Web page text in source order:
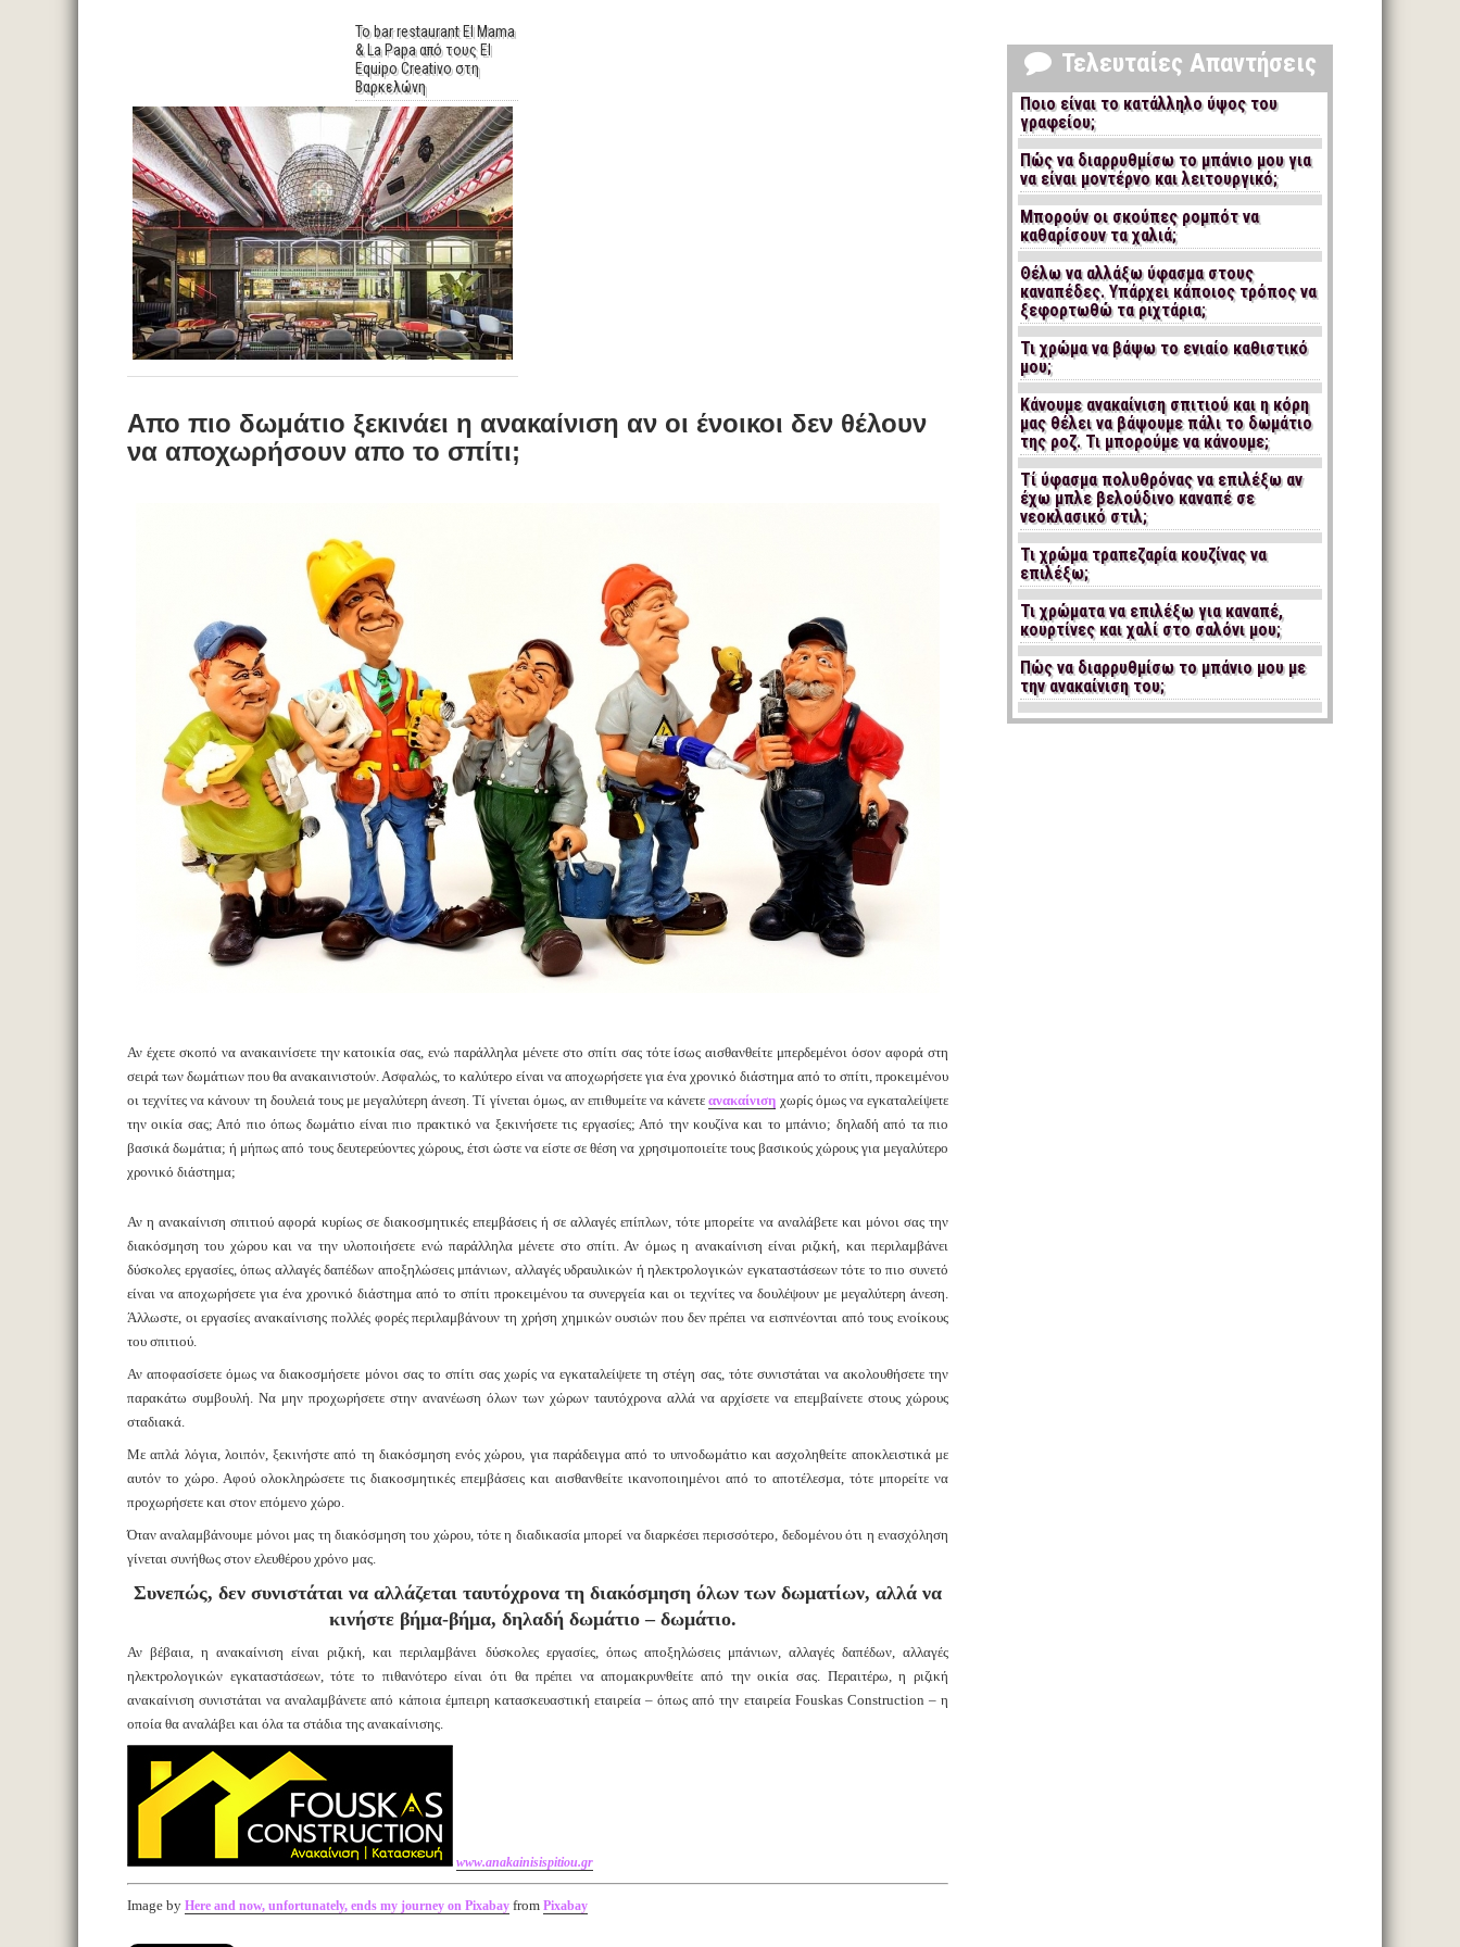
Το bar restaurant El Mama
& La Papa από τους El
Equipo Creativo στη
Βαρκελώνη
Απο πιο δωμάτιο ξεκινάει η ανακαίνιση αν οι ένοικοι δεν θέλουν
να αποχωρήσουν απο το σπίτι;
Αν έχετε σκοπό να ανακαινίσετε την κατοικία σας, ενώ παράλληλα μένετε στο σπίτι σας τότε ίσως αισθανθείτε μπερδεμένοι όσον αφορά στη
σειρά των δωμάτιων που θα ανακαινιστούν. Ασφαλώς, το καλύτερο είναι να αποχωρήσετε για ένα χρονικό διάστημα από το σπίτι, προκειμένου
οι τεχνίτες να κάνουν τη δουλειά τους με μεγαλύτερη άνεση. Τί γίνεται όμως, αν επιθυμείτε να κάνετεανακαίνιση χωρίς όμως να εγκαταλείψετε
την οικία σας; Από πιο όπως δωμάτιο είναι πιο πρακτικό να ξεκινήσετε τις εργασίες; Από την κουζίνα και το μπάνιο; δηλαδή από τα πιο
βασικά δωμάτια; ή μήπως από τους δευτερεύοντες χώρους, έτσι ώστε να είστε σε θέση να χρησιμοποιείτε τους βασικούς χώρους για μεγαλύτερο
χρονικό διάστημα;
Αν η ανακαίνιση σπιτιού αφορά κυρίως σε διακοσμητικές επεμβάσεις ή σε αλλαγές επίπλων, τότε μπορείτε να αναλάβετε και μόνοι σας την
διακόσμηση του χώρου και να την υλοποιήσετε ενώ παράλληλα μένετε στο σπίτι. Αν όμως η ανακαίνιση είναι ριζική, και περιλαμβάνει
δύσκολες εργασίες, όπως αλλαγές δαπέδων αποξηλώσεις μπάνιων, αλλαγές υδραυλικών ή ηλεκτρολογικών εγκαταστάσεων τότε το πιο συνετό
είναι να αποχωρήσετε για ένα χρονικό διάστημα από το σπίτι προκειμένου τα συνεργεία και οι τεχνίτες να δουλέψουν με μεγαλύτερη άνεση.
Άλλωστε, οι εργασίες ανακαίνισης πολλές φορές περιλαμβάνουν τη χρήση χημικών ουσιών που δεν πρέπει να εισπνέονται από τους ενοίκους
του σπιτιού.
Αν αποφασίσετε όμως να διακοσμήσετε μόνοι σας το σπίτι σας χωρίς να εγκαταλείψετε τη στέγη σας, τότε συνιστάται να ακολουθήσετε την
παρακάτω συμβουλή. Να μην προχωρήσετε στην ανανέωση όλων των χώρων ταυτόχρονα αλλά να αρχίσετε να επεμβαίνετε στους χώρους
σταδιακά.
Με απλά λόγια, λοιπόν, ξεκινήστε από τη διακόσμηση ενός χώρου, για παράδειγμα από το υπνοδωμάτιο και ασχοληθείτε αποκλειστικά με
αυτόν το χώρο. Αφού ολοκληρώσετε τις διακοσμητικές επεμβάσεις και αισθανθείτε ικανοποιημένοι από το αποτέλεσμα, τότε μπορείτε να
προχωρήσετε και στον επόμενο χώρο.
Όταν αναλαμβάνουμε μόνοι μας τη διακόσμηση του χώρου, τότε η διαδικασία μπορεί να διαρκέσει περισσότερο, δεδομένου ότι η ενασχόληση
γίνεται συνήθως στον ελευθέρου χρόνο μας.
Συνεπώς, δεν συνιστάται να αλλάζεται ταυτόχρονα τη διακόσμηση όλων των δωματίων, αλλά να
κινήστε βήμα-βήμα, δηλαδή δωμάτιο – δωμάτιο.
Αν βέβαια, η ανακαίνιση είναι ριζική, και περιλαμβάνει δύσκολες εργασίες, όπως αποξηλώσεις μπάνιων, αλλαγές δαπέδων, αλλαγές
ηλεκτρολογικών εγκαταστάσεων, τότε το πιθανότερο είναι ότι θα πρέπει να απομακρυνθείτε από την οικία σας. Περαιτέρω, η ριζική
ανακαίνιση συνιστάται να αναλαμβάνετε από κάποια έμπειρη κατασκευαστική εταιρεία – όπως από την εταιρεία Fouskas Construction – η
οποία θα αναλάβει και όλα τα στάδια της ανακαίνισης.
www.anakainisispitiou.gr
Image by Here and now, unfortunately, ends my journey on Pixabay from Pixabay
Τελευταίες Απαντήσεις
Ποιο είναι το κατάλληλο ύψος του
γραφείου;
Πώς να διαρρυθμίσω το μπάνιο μου για
να είναι μοντέρνο και λειτουργικό;
Μπορούν οι σκούπες ρομπότ να
καθαρίσουν τα χαλιά;
Θέλω να αλλάξω ύφασμα στους
καναπέδες. Υπάρχει κάποιος τρόπος να
ξεφορτωθώ τα ριχτάρια;
Τι χρώμα να βάψω το ενιαίο καθιστικό
μου;
Κάνουμε ανακαίνιση σπιτιού και η κόρη
μας θέλει να βάψουμε πάλι το δωμάτιο
της ροζ. Τι μπορούμε να κάνουμε;
Τί ύφασμα πολυθρόνας να επιλέξω αν
έχω μπλε βελούδινο καναπέ σε
νεοκλασικό στιλ;
Τι χρώμα τραπεζαρία κουζίνας να
επιλέξω;
Τι χρώματα να επιλέξω για καναπέ,
κουρτίνες και χαλί στο σαλόνι μου;
Πώς να διαρρυθμίσω το μπάνιο μου με
την ανακαίνιση του;